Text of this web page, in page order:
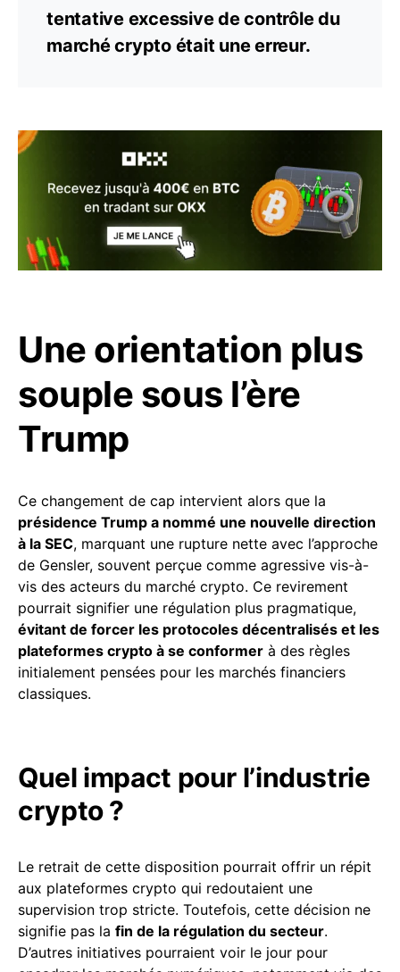
tentative excessive de contrôle du
marché crypto était une erreur.
Une orientation plus
souple sous l’ère
Trump
Ce changement de cap intervient alors que la
présidence Trump a nommé une nouvelle direction
à la SEC, marquant une rupture nette avec l’approche
de Gensler, souvent perçue comme agressive vis-à-
vis des acteurs du marché crypto. Ce revirement
pourrait signifier une régulation plus pragmatique,
évitant de forcer les protocoles décentralisés et les
plateformes crypto à se conformer à des règles
initialement pensées pour les marchés financiers
classiques.
Quel impact pour l’industrie
crypto ?
Le retrait de cette disposition pourrait offrir un répit
aux plateformes crypto qui redoutaient une
supervision trop stricte. Toutefois, cette décision ne
signifie pas la fin de la régulation du secteur.
D’autres initiatives pourraient voir le jour pour